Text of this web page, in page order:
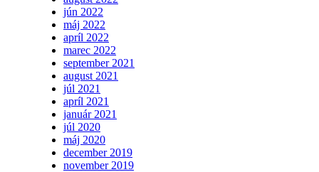
jún 2022
máj 2022
apríl 2022
marec 2022
september 2021
august 2021
júl 2021
apríl 2021
január 2021
júl 2020
máj 2020
december 2019
november 2019